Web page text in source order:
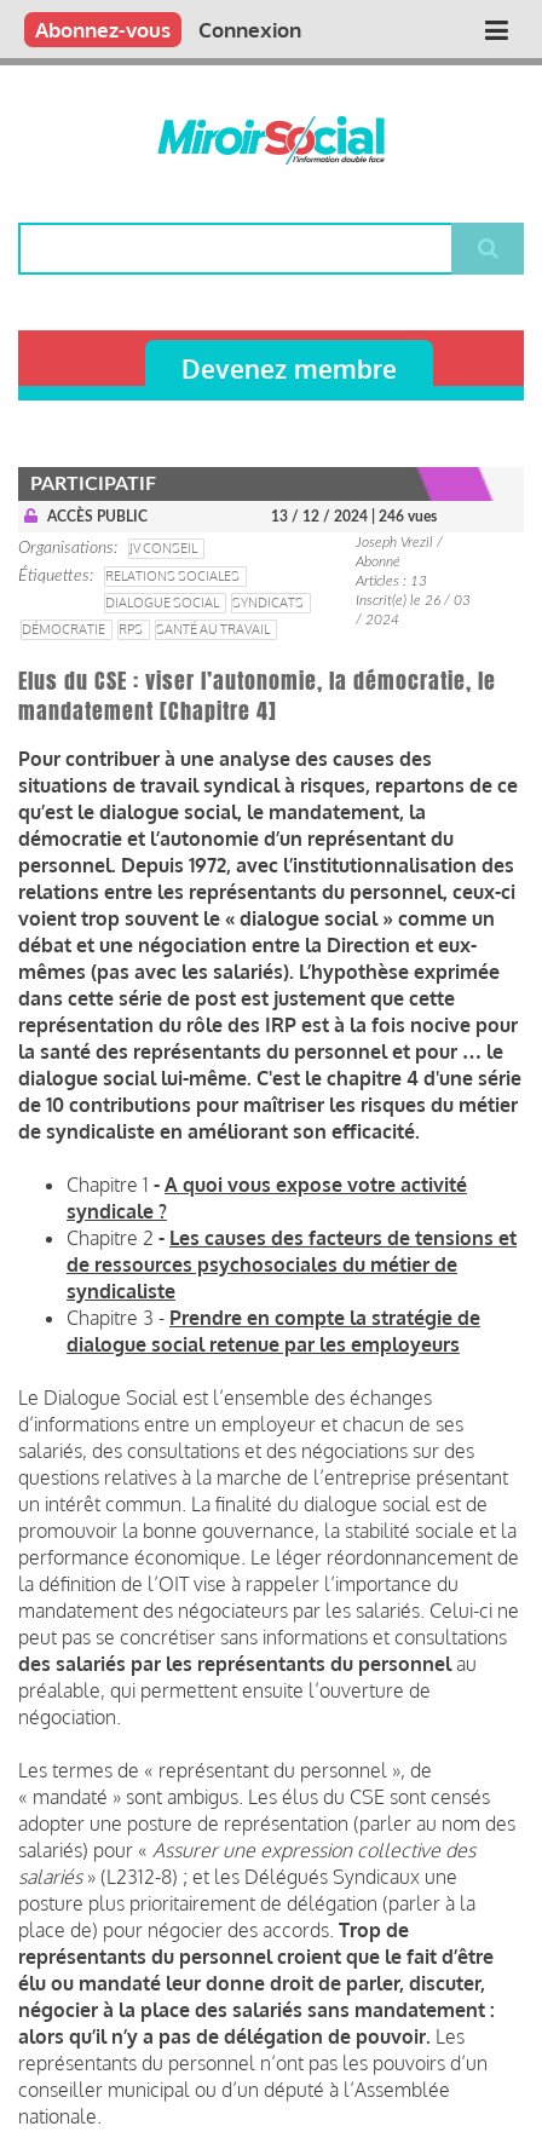
Aller
contenu
Main
Qui sommes nous ?
Vous publiez
Nous publions
Contactez-nous
Abonnez-vous Connexion
Devenez membre
PARTICIPATIF
ACCÈS PUBLIC 13 / 12 / 2024 | 246 vues
Organisations
JV CONSEIL
Étiquettes
RELATIONS SOCIALES
DIALOGUE SOCIAL
SYNDICATS
DÉMOCRATIE
RPS SANTÉ AU TRAVAIL
Joseph Vrezil /
Abonné
Articles : 13
Inscrit(e) le 26 / 03
/ 2024
Elus du CSE : viser l’autonomie, la démocratie, le
mandatement [Chapitre 4]
Pour contribuer à une analyse des causes des
situations de travail syndical à risques, repartons de ce
qu’est le dialogue social, le mandatement, la
démocratie et l’autonomie d’un représentant du
personnel. Depuis 1972, avec l’institutionnalisation des
relations entre les représentants du personnel, ceux-ci
voient trop souvent le « dialogue social » comme un
débat et une négociation entre la Direction et eux-
mêmes (pas avec les salariés). L’hypothèse exprimée
dans cette série de post est justement que cette
représentation du rôle des IRP est à la fois nocive pour
la santé des représentants du personnel et pour … le
dialogue social lui-même. C'est le chapitre 4 d'une série
de 10 contributions pour maîtriser les risques du métier
de syndicaliste en améliorant son efficacité.
Chapitre 1 - A quoi vous expose votre activité
syndicale ?
Chapitre 2 - Les causes des facteurs de tensions et
de ressources psychosociales du métier de
syndicaliste
Chapitre 3 - Prendre en compte la stratégie de
dialogue social retenue par les employeurs
Le Dialogue Social est l’ensemble des échanges
d’informations entre un employeur et chacun de ses
salariés, des consultations et des négociations sur des
questions relatives à la marche de l’entreprise présentant
un intérêt commun. La finalité du dialogue social est de
promouvoir la bonne gouvernance, la stabilité sociale et la
performance économique. Le léger réordonnancement de
la définition de l’OIT vise à rappeler l’importance du
mandatement des négociateurs par les salariés. Celui-ci ne
peut pas se concrétiser sans informations et consultations
des salariés par les représentants du personnelau
préalable, qui permettent ensuite l’ouverture de
négociation.
Les termes de « représentant du personnel », de
« mandaté » sont ambigus. Les élus du CSE sont censés
adopter une posture de représentation (parler au nom des
salariés) pour « Assurer une expression collective des
salariés» (L2312-8) ; et les Délégués Syndicaux une
posture plus prioritairement de délégation (parler à la
place de) pour négocier des accords. Trop de
représentants du personnel croient que le fait d’être
élu ou mandaté leur donne droit de parler, discuter,
négocier à la place des salariés sans mandatement :
alors qu’il n’y a pas de délégation de pouvoir. Les
représentants du personnel n’ont pas les pouvoirs d’un
conseiller municipal ou d’un député à l’Assemblée
nationale.